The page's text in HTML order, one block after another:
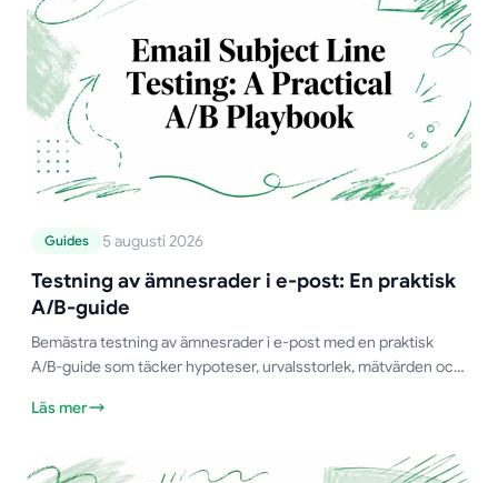
Guides 5 augusti 2026
Testning av ämnesrader i e-post: En praktisk
A/B-guide
Bemästra testning av ämnesrader i e-post med en praktisk
A/B-guide som täcker hypoteser, urvalsstorlek, mätvärden och
Läs mer